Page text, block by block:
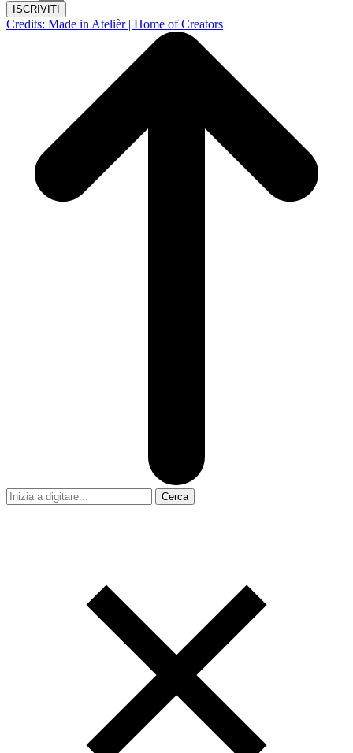
ISCRIVITI
Credits: Made in Atelièr | Home of Creators
Cerca